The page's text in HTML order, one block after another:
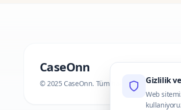
CaseOnn
© 2025 CaseOnn. Tüm hakları saklıdır.Gizlilik
Web